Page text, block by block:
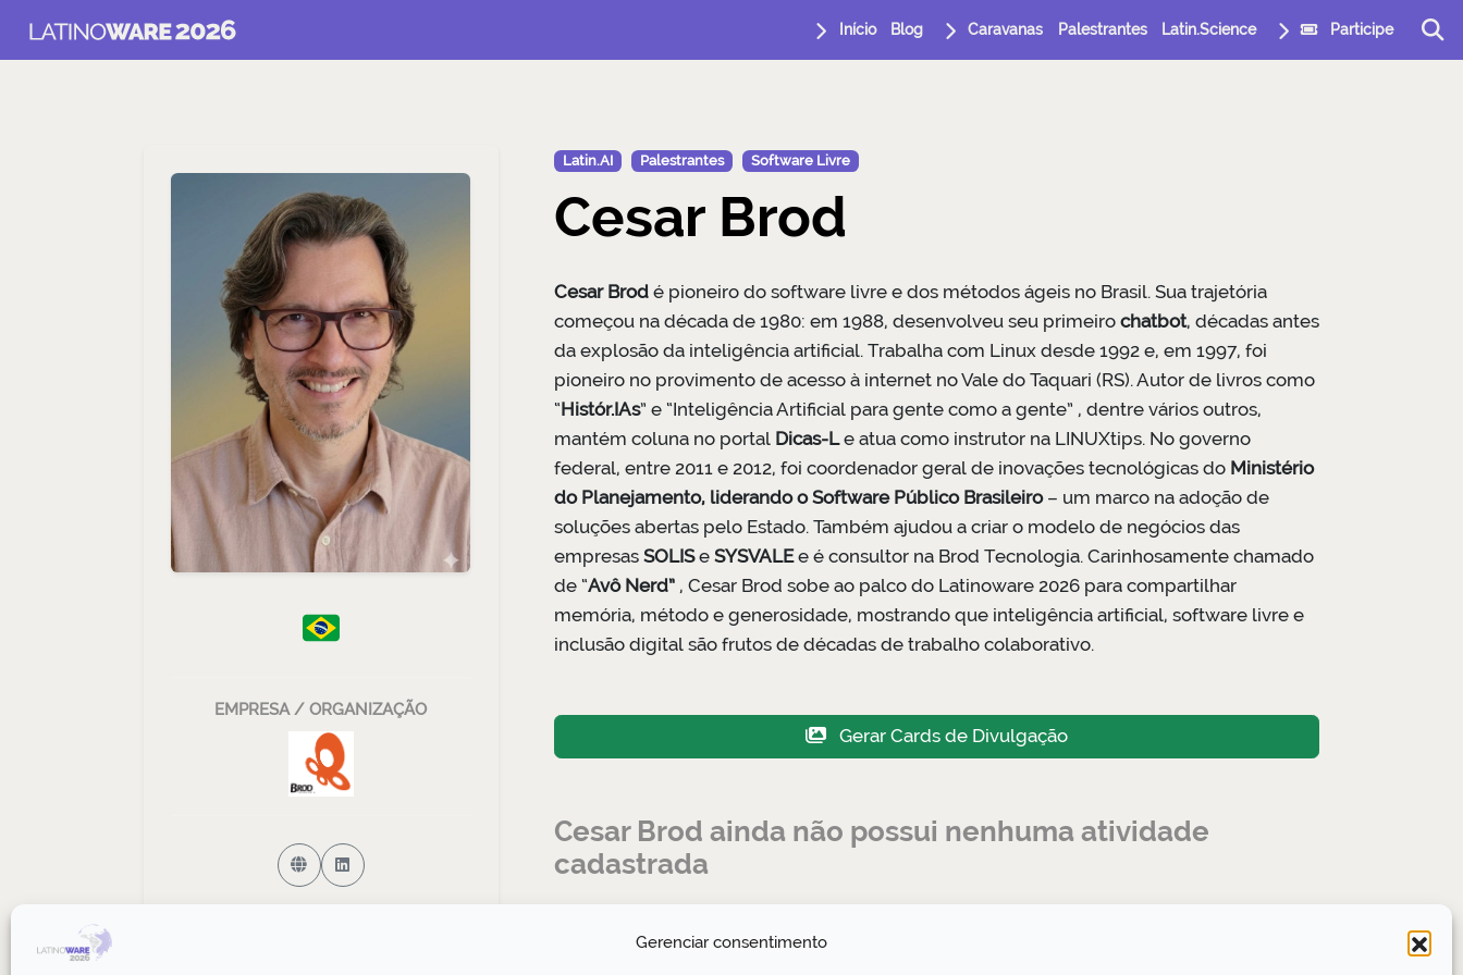
Gerenciar consentimento
Início Blog Caravanas Palestrantes Latin.Science Participe
EMPRESA / ORGANIZAÇÃO
Latin.AI Palestrantes Software Livre
Cesar Brod
Cesar Brodé pioneiro do software livre e dos métodos ágeis no Brasil. Sua trajetória
começou na década de 1980: em 1988, desenvolveu seu primeirochatbot, décadas antes
da explosão da inteligência artificial. Trabalha com Linux desde 1992 e, em 1997, foi
pioneiro no provimento de acesso à internet no Vale do Taquari (RS). Autor de livros como
“Histór.IAs” e “Inteligência Artificial para gente como a gente” , dentre vários outros,
mantém coluna no portal Dicas-Le atua como instrutor na LINUXtips. No governo
federal, entre 2011 e 2012, foi coordenador geral de inovações tecnológicas do Ministério
do Planejamento, liderando o Software Público Brasileiro– um marco na adoção de
soluções abertas pelo Estado. Também ajudou a criar o modelo de negócios das
empresas SOLISe SYSVALEe é consultor na Brod Tecnologia. Carinhosamente chamado
de “Avô Nerd”, Cesar Brod sobe ao palco do Latinoware 2026 para compartilhar
memória, método e generosidade, mostrando que inteligência artificial, software livre e
inclusão digital são frutos de décadas de trabalho colaborativo.
Gerar Cards de Divulgação
Cesar Brod ainda não possui nenhuma atividade
cadastrada